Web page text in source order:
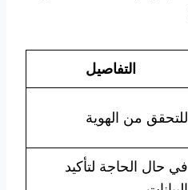
التفاصيل
للتحقق من الهوية
في حال الحاجة لتأكيد